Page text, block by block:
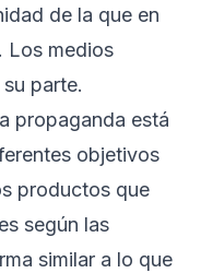
de la que en
Los medios
parte.
propaganda está
objetivos
productos que
según las
similar a lo que